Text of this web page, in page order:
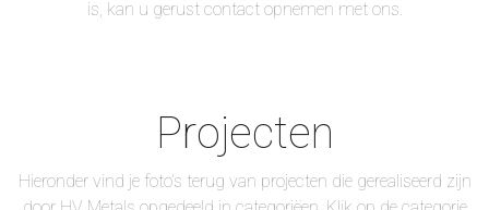
is, kan u gerust contact opnemen met ons.
Projecten
Hieronder vind je foto’s terug van projecten die gerealiseerd zijn